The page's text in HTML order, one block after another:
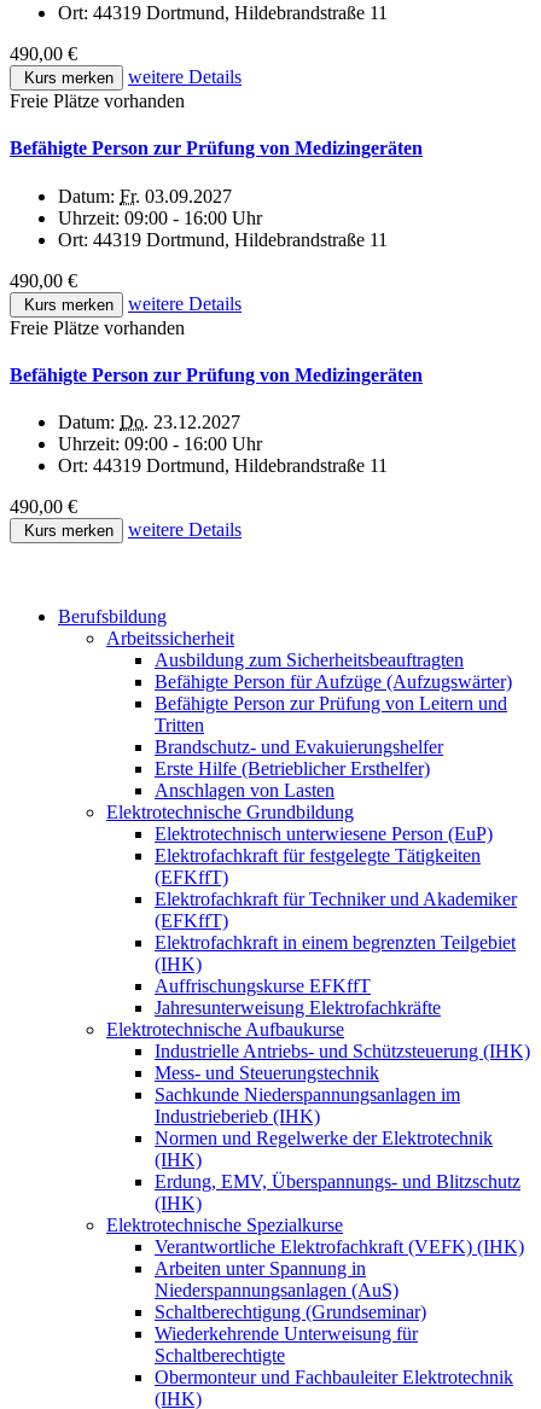
Ort: 44319 Dortmund, Hildebrandstraße 11
490,00 €
Kurs merken
weitere Details
Freie Plätze vorhanden
Befähigte Person zur Prüfung von Medizingeräten
Datum: Fr. 03.09.2027
Uhrzeit: 09:00 - 16:00 Uhr
Ort: 44319 Dortmund, Hildebrandstraße 11
490,00 €
Kurs merken
weitere Details
Freie Plätze vorhanden
Befähigte Person zur Prüfung von Medizingeräten
Datum: Do. 23.12.2027
Uhrzeit: 09:00 - 16:00 Uhr
Ort: 44319 Dortmund, Hildebrandstraße 11
490,00 €
Kurs merken weitere Details
Berufsbildung
Arbeitssicherheit
Ausbildung zum Sicherheitsbeauftragten
Befähigte Person für Aufzüge (Aufzugswärter)
Befähigte Person zur Prüfung von Leitern und
Tritten
Brandschutz- und Evakuierungshelfer
Erste Hilfe (Betrieblicher Ersthelfer)
Anschlagen von Lasten
Elektrotechnische Grundbildung
Elektrotechnisch unterwiesene Person (EuP)
Elektrofachkraft für festgelegte Tätigkeiten
(EFKffT)
Elektrofachkraft für Techniker und Akademiker
(EFKffT)
Elektrofachkraft in einem begrenzten Teilgebiet
(IHK)
Auffrischungskurse EFKffT
Jahresunterweisung Elektrofachkräfte
Elektrotechnische Aufbaukurse
Industrielle Antriebs- und Schützsteuerung (IHK)
Mess- und Steuerungstechnik
Sachkunde Niederspannungsanlagen im
Industrieberieb (IHK)
Normen und Regelwerke der Elektrotechnik
(IHK)
Erdung, EMV, Überspannungs- und Blitzschutz
(IHK)
Elektrotechnische Spezialkurse
Verantwortliche Elektrofachkraft (VEFK) (IHK)
Arbeiten unter Spannung in
Niederspannungsanlagen (AuS)
Schaltberechtigung (Grundseminar)
Wiederkehrende Unterweisung für
Schaltberechtigte
Obermonteur und Fachbauleiter Elektrotechnik
(IHK)